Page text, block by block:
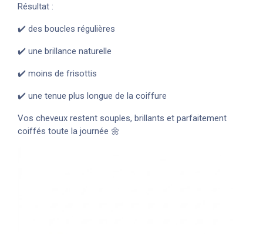
Résultat :
✔️ des boucles régulières
✔️ une brillance naturelle
✔️ moins de frisottis
✔️ une tenue plus longue de la coiffure
Vos cheveux restent souples, brillants et parfaitement
coiffés toute la journée 🌼